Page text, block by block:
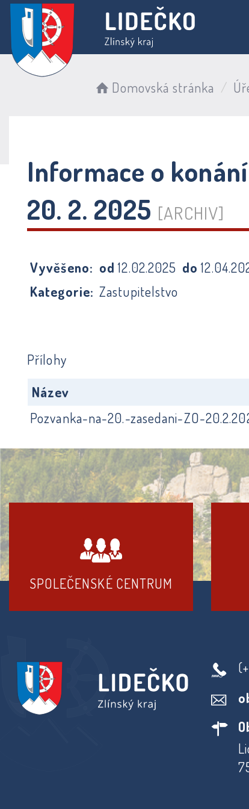
Domovská stránka
Informace o
20. 2. 2025 [ARCHIV]
Vyvěšeno: od12.02.2025 do
Kategorie: Zastupitelstvo
Přílohy
Název
Pozvanka-na-20.-zasedani-ZO-
SPOLEČENSKÉ CENTRUM